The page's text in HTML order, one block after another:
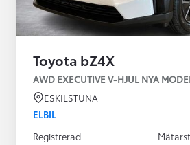
Toyota bZ4X
AWD EXECUTIVE V-HJUL NYA
ESKILSTUNA
ELBIL
Registrerad